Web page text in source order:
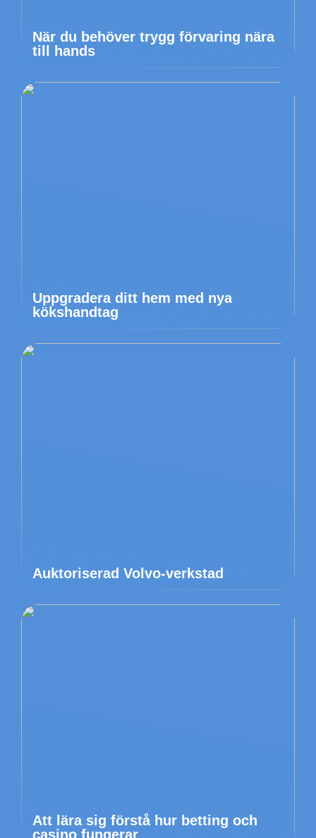
När du behöver trygg förvaring nära
till hands
Uppgradera ditt hem med nya
kökshandtag
Auktoriserad Volvo-verkstad
Att lära sig förstå hur betting och
casino fungerar